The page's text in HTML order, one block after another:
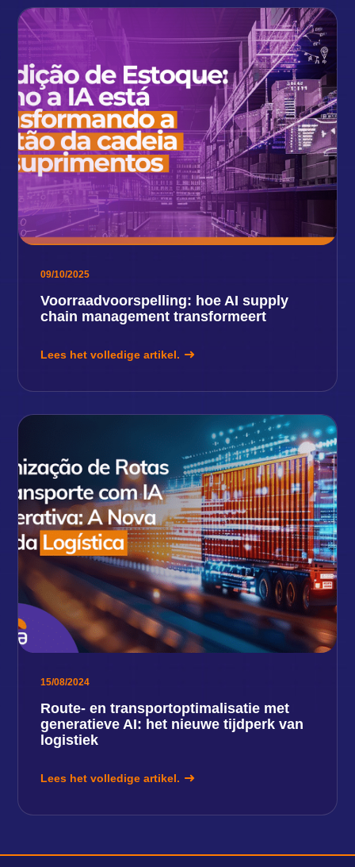
09/10/2025
Voorraadvoorspelling: hoe AI supply
chain management transformeert
Lees het volledige artikel.
15/08/2024
Route- en transportoptimalisatie met
generatieve AI: het nieuwe tijdperk van
logistiek
Lees het volledige artikel.